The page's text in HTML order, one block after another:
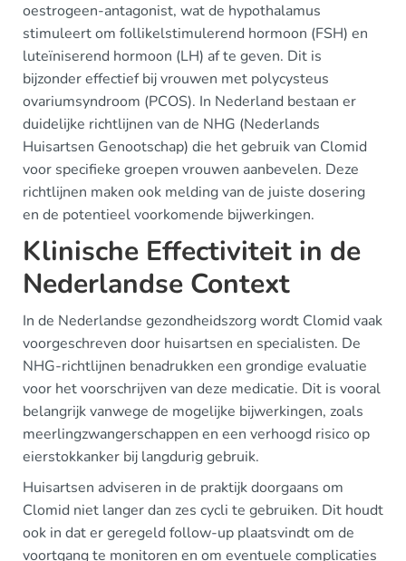
oestrogeen-antagonist, wat de hypothalamus
stimuleert om follikelstimulerend hormoon (FSH) en
luteïniserend hormoon (LH) af te geven. Dit is
bijzonder effectief bij vrouwen met polycysteus
ovariumsyndroom (PCOS). In Nederland bestaan er
duidelijke richtlijnen van de NHG (Nederlands
Huisartsen Genootschap) die het gebruik van Clomid
voor specifieke groepen vrouwen aanbevelen. Deze
richtlijnen maken ook melding van de juiste dosering
en de potentieel voorkomende bijwerkingen.
Klinische Effectiviteit in de
Nederlandse Context
In de Nederlandse gezondheidszorg wordt Clomid vaak
voorgeschreven door huisartsen en specialisten. De
NHG-richtlijnen benadrukken een grondige evaluatie
voor het voorschrijven van deze medicatie. Dit is vooral
belangrijk vanwege de mogelijke bijwerkingen, zoals
meerlingzwangerschappen en een verhoogd risico op
eierstokkanker bij langdurig gebruik.
Huisartsen adviseren in de praktijk doorgaans om
Clomid niet langer dan zes cycli te gebruiken. Dit houdt
ook in dat er geregeld follow-up plaatsvindt om de
voortgang te monitoren en om eventuele complicaties